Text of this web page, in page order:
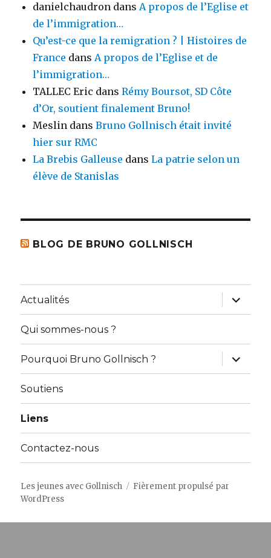
danielchaudron dansA propos de l’Eglise et
de l’immigration…
Qu’est-ce que la remigration ? | Histoires de
France dansA propos de l’Eglise et de
l’immigration…
TALLEC Eric dansRémy Boursot, SD Côte
d’Or, soutient finalement Bruno!
Meslin dansBruno Gollnisch était invité
hier sur RMC
La Brebis Galleuse dansLa patrie selon un
élève de Stanislas
BLOG DE BRUNO GOLLNISCH
Actualités
ouvrir
le
sous-
Qui sommes-nous ?
Pourquoi Bruno Gollnisch ?
ouvrir
le
sous-
Soutiens
Liens
Contactez-nous
Les jeunes avec Gollnisch
Fièrement propulsé par
WordPress